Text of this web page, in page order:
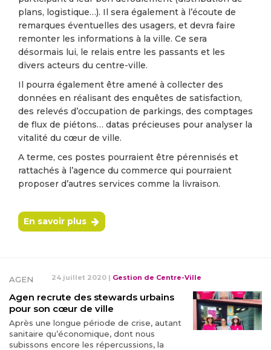
plans, logistique…). Il sera également à l’écoute de
remarques éventuelles des usagers, et devra faire
remonter les informations à la ville. Ce sera
désormais lui, le relais entre les passants et les
divers acteurs du centre-ville.
Il pourra également être amené à collecter des
données en réalisant des enquêtes de satisfaction,
des relevés d’occupation de parkings, des comptages
de flux de piétons… datas précieuses pour analyser la
vitalité du cœur de ville.
A terme, ces postes pourraient être pérennisés et
rattachés à l’agence du commerce qui pourraient
proposer d’autres services comme la livraison.
En savoir plus
AGEN 24 juillet 2020 | Gestion de Centre-Ville
Agen recrute des stewards urbains
pour son cœur de ville
Après une longue période de crise, autant
sanitaire qu’économique, dont nous
subissons encore les répercussions, la